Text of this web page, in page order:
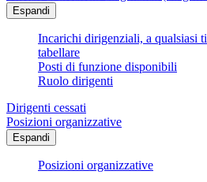
Espandi
Incarichi dirigenziali, a qualsiasi
tabellare
Posti di funzione disponibili
Ruolo dirigenti
Dirigenti cessati
Posizioni organizzative
Espandi
Posizioni organizzative